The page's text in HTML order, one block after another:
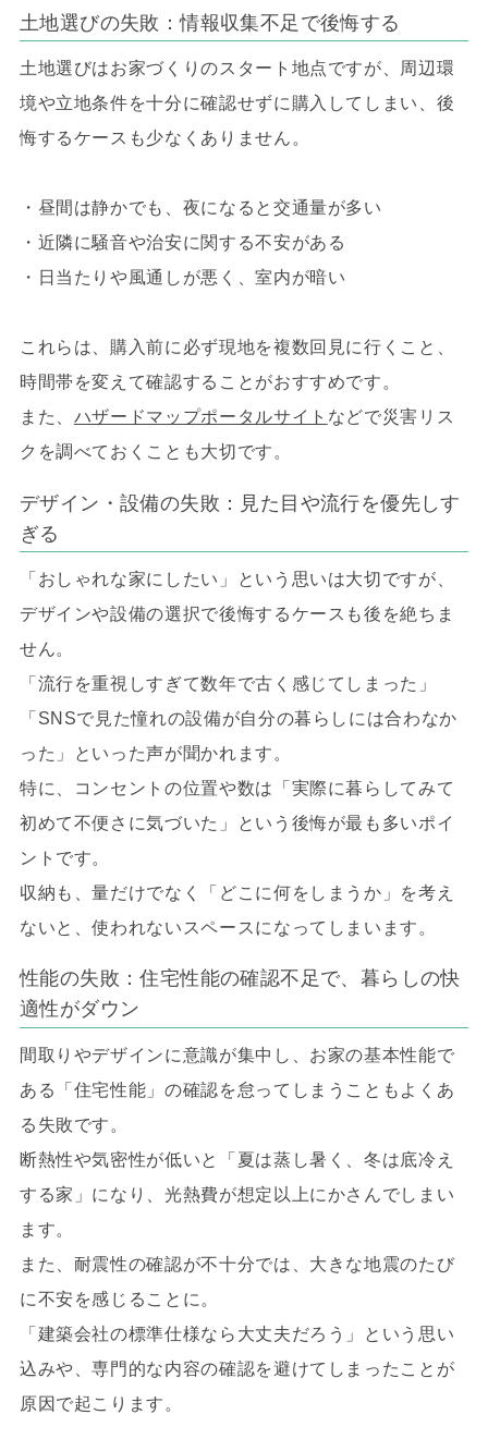
土地選びの失敗：情報収集不足で後悔する
土地選びはお家づくりのスタート地点ですが、周辺環
境や立地条件を十分に確認せずに購入してしまい、後
悔するケースも少なくありません。
・昼間は静かでも、夜になると交通量が多い
・近隣に騒音や治安に関する不安がある
・日当たりや風通しが悪く、室内が暗い
これらは、購入前に必ず現地を複数回見に行くこと、
時間帯を変えて確認することがおすすめです。
また、 ハザードマップポータルサイト などで災害リス
クを調べておくことも大切です。
デザイン・設備の失敗：見た目や流行を優先しす
ぎる
「おしゃれな家にしたい」という思いは大切ですが、
デザインや設備の選択で後悔するケースも後を絶ちま
せん。
「流行を重視しすぎて数年で古く感じてしまった」
「SNSで見た憧れの設備が自分の暮らしには合わなか
った」といった声が聞かれます。
特に、コンセントの位置や数は「実際に暮らしてみて
初めて不便さに気づいた」という後悔が最も多いポイ
ントです。
収納も、量だけでなく「どこに何をしまうか」を考え
ないと、使われないスペースになってしまいます。
性能の失敗：住宅性能の確認不足で、暮らしの快
適性がダウン
間取りやデザインに意識が集中し、お家の基本性能で
ある「住宅性能」の確認を怠ってしまうこともよくあ
る失敗です。
断熱性や気密性が低いと「夏は蒸し暑く、冬は底冷え
する家」になり、光熱費が想定以上にかさんでしまい
ます。
また、耐震性の確認が不十分では、大きな地震のたび
に不安を感じることに。
「建築会社の標準仕様なら大丈夫だろう」という思い
込みや、専門的な内容の確認を避けてしまったことが
原因で起こります。